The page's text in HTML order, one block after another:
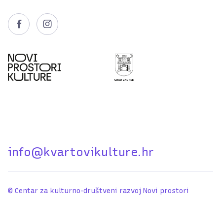
 
info@kvartovikulture.hr
© Centar za kulturno-društveni razvoj Novi prostori